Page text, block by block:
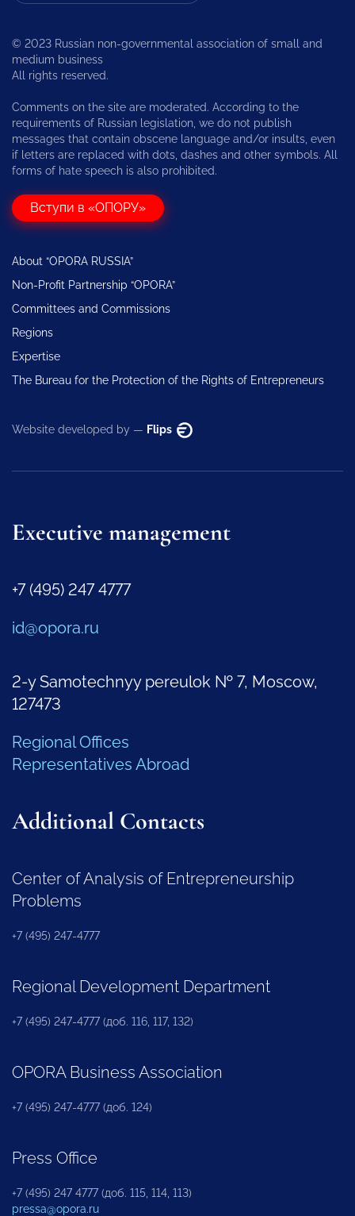
© 2023 Russian non-governmental association of small and
medium business
All rights reserved.
Comments on the site are moderated. According to the
requirements of Russian legislation, we do not publish
messages that contain obscene language and/or insults, even
if letters are replaced with dots, dashes and other symbols. All
forms of hate speech is also prohibited.
Вступи в «ОПОРУ»
About “OPORA RUSSIA”
Non-Profit Partnership “OPORA”
Committees and Commissions
Regions
Expertise
The Bureau for the Protection of the Rights of Entrepreneurs
Website developed by — Flips
Executive management
+7 (495) 247 4777
id@opora.ru
2-y Samotechnyy pereulok № 7, Moscow,
127473
Regional Offices
Representatives Abroad
Additional Contacts
Center of Analysis of Entrepreneurship
Problems
+7 (495) 247-4777
Regional Development Department
+7 (495) 247-4777 (доб. 116, 117, 132)
OPORA Business Association
+7 (495) 247-4777 (доб. 124)
Press Office
+7 (495) 247 4777 (доб. 115, 114, 113)
pressa@opora.ru